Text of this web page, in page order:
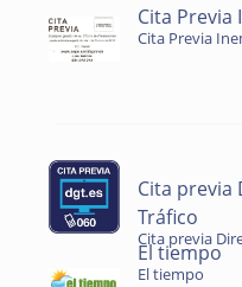
Cita Previa
Cita Previa
Cita previa
Tráfico
Cita previa
El tiempo
El tiempo